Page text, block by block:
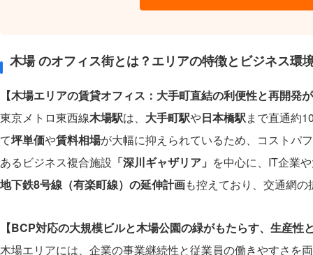
木場 のオフィス街とは？エリアの特徴とビジネス環
【木場エリアの賃貸オフィス：大手町直結の利便性と再開発
東京メトロ東西線木場駅は、 大手町駅や日本橋駅まで直通約
て坪単価や賃料相場が大幅に抑えられているため、コストパ
あるビジネス複合施設 「深川ギャザリア」 を中心に、IT企業
地下鉄8号線（有楽町線）の延伸計画も控えており、交通網
【BCP対応の大規模ビルと木場公園の緑がもたらす、生産性
木場エリアには、企業の事業継続性と従業員の働きやすさを